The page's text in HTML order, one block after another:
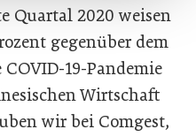
Quartal 2020 weisen
gegenüber dem
19-Pandemie
Wirtschaft
wir bei Comgest,